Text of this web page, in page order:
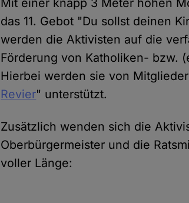
Mit einer knapp 3 Meter hohen
das 11. Gebot "Du sollst deinen
werden die Aktivisten auf die
Förderung von Katholiken- bzw.
Hierbei werden sie von
Revier" unterstützt.
Zusätzlich wenden sich die
Oberbürgermeister und die
voller Länge: